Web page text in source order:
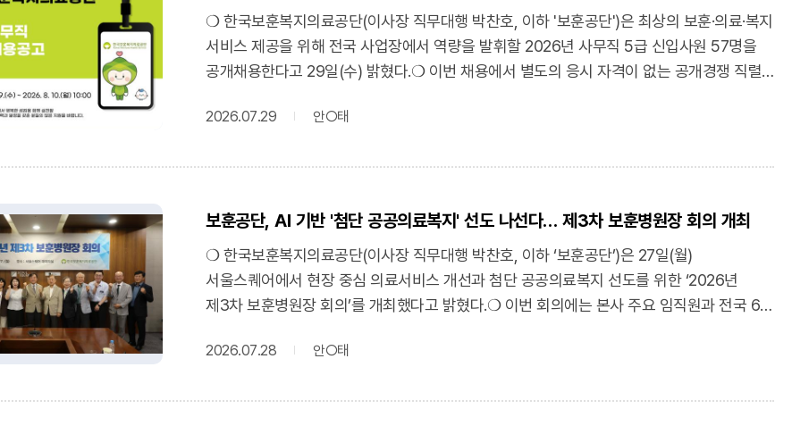
관리 체계 구축, 입소 어르신과 직원의 인권 증진을 위한 실천 방안을 함께 점검했다.❍
국가보훈부 복지서비스과 박경미 과장은 “보훈요양원은 국가유공자의 건강한 노후를
책임지는 중요한 보훈 복지 시설”이라며, “현장의 의견을 적극적으로 반영해 더욱 신뢰받는
보훈 요양 서비스가 제공될 수 있도록 보훈공단과 긴밀히 협력해 나가겠다”고 말했다.❍
보훈공단 박찬호 이사장 직무대행은 “서비스 품질 향상은 물론 안전과 인권은 어떠한
모두가 안전하고 존중받는 최고의 보훈요양원을 만들어 달라"고 강조했다.❍ 한편,
예정이다. 아울러 운영 성과를 지속적으로 점검하고, 안전 관리와 서비스 품질 향상을 통해
국가유공자와 보훈가족에게 더욱 신뢰받는 보훈 복지 서비스를 제공해 나갈 계획이다.
(문화일보) 보훈부·보훈공단, 전국 보훈요양원장회의…“안전·인권 중심 보훈요양서비스
품질향상 추진”https://www.munhwa.com/article/11606521
❍ 한국보훈복지의료공단(이사장 직무대행 박찬호, 이하 '보훈공단')은 최상의 보훈·의료·복지
서비스 제공을 위해 전국 사업장에서 역량을 발휘할 2026년 사무직 5급 신입사원 57명을
공개채용한다고 29일(수) 밝혔다.❍ 이번 채용에서 별도의 응시 자격이 없는 공개경쟁 직렬
49명이다.❍ 관련 자격증 등이 필요한 제한경쟁 직렬은 인공지능(AI)·전산 2명, 기록물관리
사회복지(보훈) 2명 등 총 4명을 별도 선발하여 공공기관의 사회적 책임을 다할 계획이다.❍
입사 지원은 7월 29일(수)부터 8월 10일(월) 10시까지 보훈공단 온라인 채용 누리집을
통해서만 접수할 수 있다.❍ 채용과 관련된 전형별 세부 일정은 다음과 같다. ▲ 서류 전형
합격자 발표: 8월 13일(목) ▲ 필기시험: 8월 22일(토) ▲ 면접시험: 9월 7일(월) ∼ 9월 11일
(금) ▲ 최종 합격자 발표: 9월 23일(수) ▲ 수습 임용: 10월 12일(월)❍ 최종 합격자는
19개 소속기구에 배치되어 관련 업무를 수행하게 된다.❍ 보훈공단 박찬호 이사장
국민에게 더욱 신뢰받는 공공기관으로 거듭나겠다"라며, "열정과 역량을 갖춘 인재들의 많은
2026.07.29 안○태
보훈공단, AI 기반 '첨단 공공의료복지' 선도 나선다… 제3차 보훈병원장 회의 개최
❍ 한국보훈복지의료공단(이사장 직무대행 박찬호, 이하 ‘보훈공단’)은 27일(월)
서울스퀘어에서 현장 중심 의료서비스 개선과 첨단 공공의료복지 선도를 위한 ‘2026년
제3차 보훈병원장 회의’를 개최했다고 밝혔다.❍ 이번 회의에는 본사 주요 임직원과 전국 6개
의료서비스 질 향상 ▲AI 디지털 기반 첨단 서비스 도입 및 병원정보시스템(HIS) 구현 ▲
있게 논의했다.❍ 특히, 이번 회의를 통해 보훈공단은 특별한 희생에 보답하는
2026.07.28 안○태